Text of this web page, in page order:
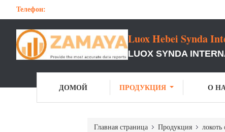
Телефон:
Luox Hebei Synda
LUOX SYNDA
ДОМОЙ ПРОДУКЦИЯ О
Главная страница Продукция локоть